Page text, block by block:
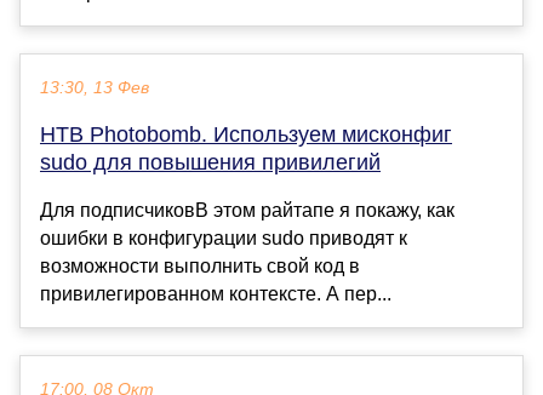
13:30, 13 Фев
HTB Photobomb. Используем мисконфиг
sudo для повышения привилегий
Для подписчиковВ этом райтапе я покажу, как
ошибки в конфигурации sudo приводят к
возможности выполнить свой код в
привилегированном контексте. А пер...
17:00, 08 Окт